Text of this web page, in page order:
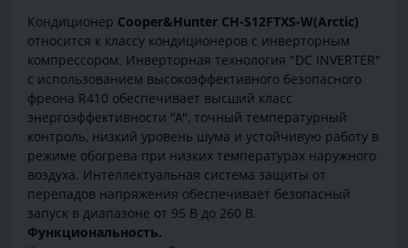
Кондиционер Cooper&Hunter CH-S12FTXS-W(Arctic)
относится к классу кондиционеров с инверторным
компрессором. Инверторная технология "DC INVERTER"
с использованием высокоэффективного безопасного
фреона R410 обеспечивает высший класс
энергоэффективности "А", точный температурный
контроль, низкий уровень шума и устойчивую работу в
режиме обогрева при низких температурах наружного
воздуха. Интеллектуальная система защиты от
перепадов напряжения обеспечивает безопасный
запуск в диапазоне от 95 В до 260 В.
Функциональность.